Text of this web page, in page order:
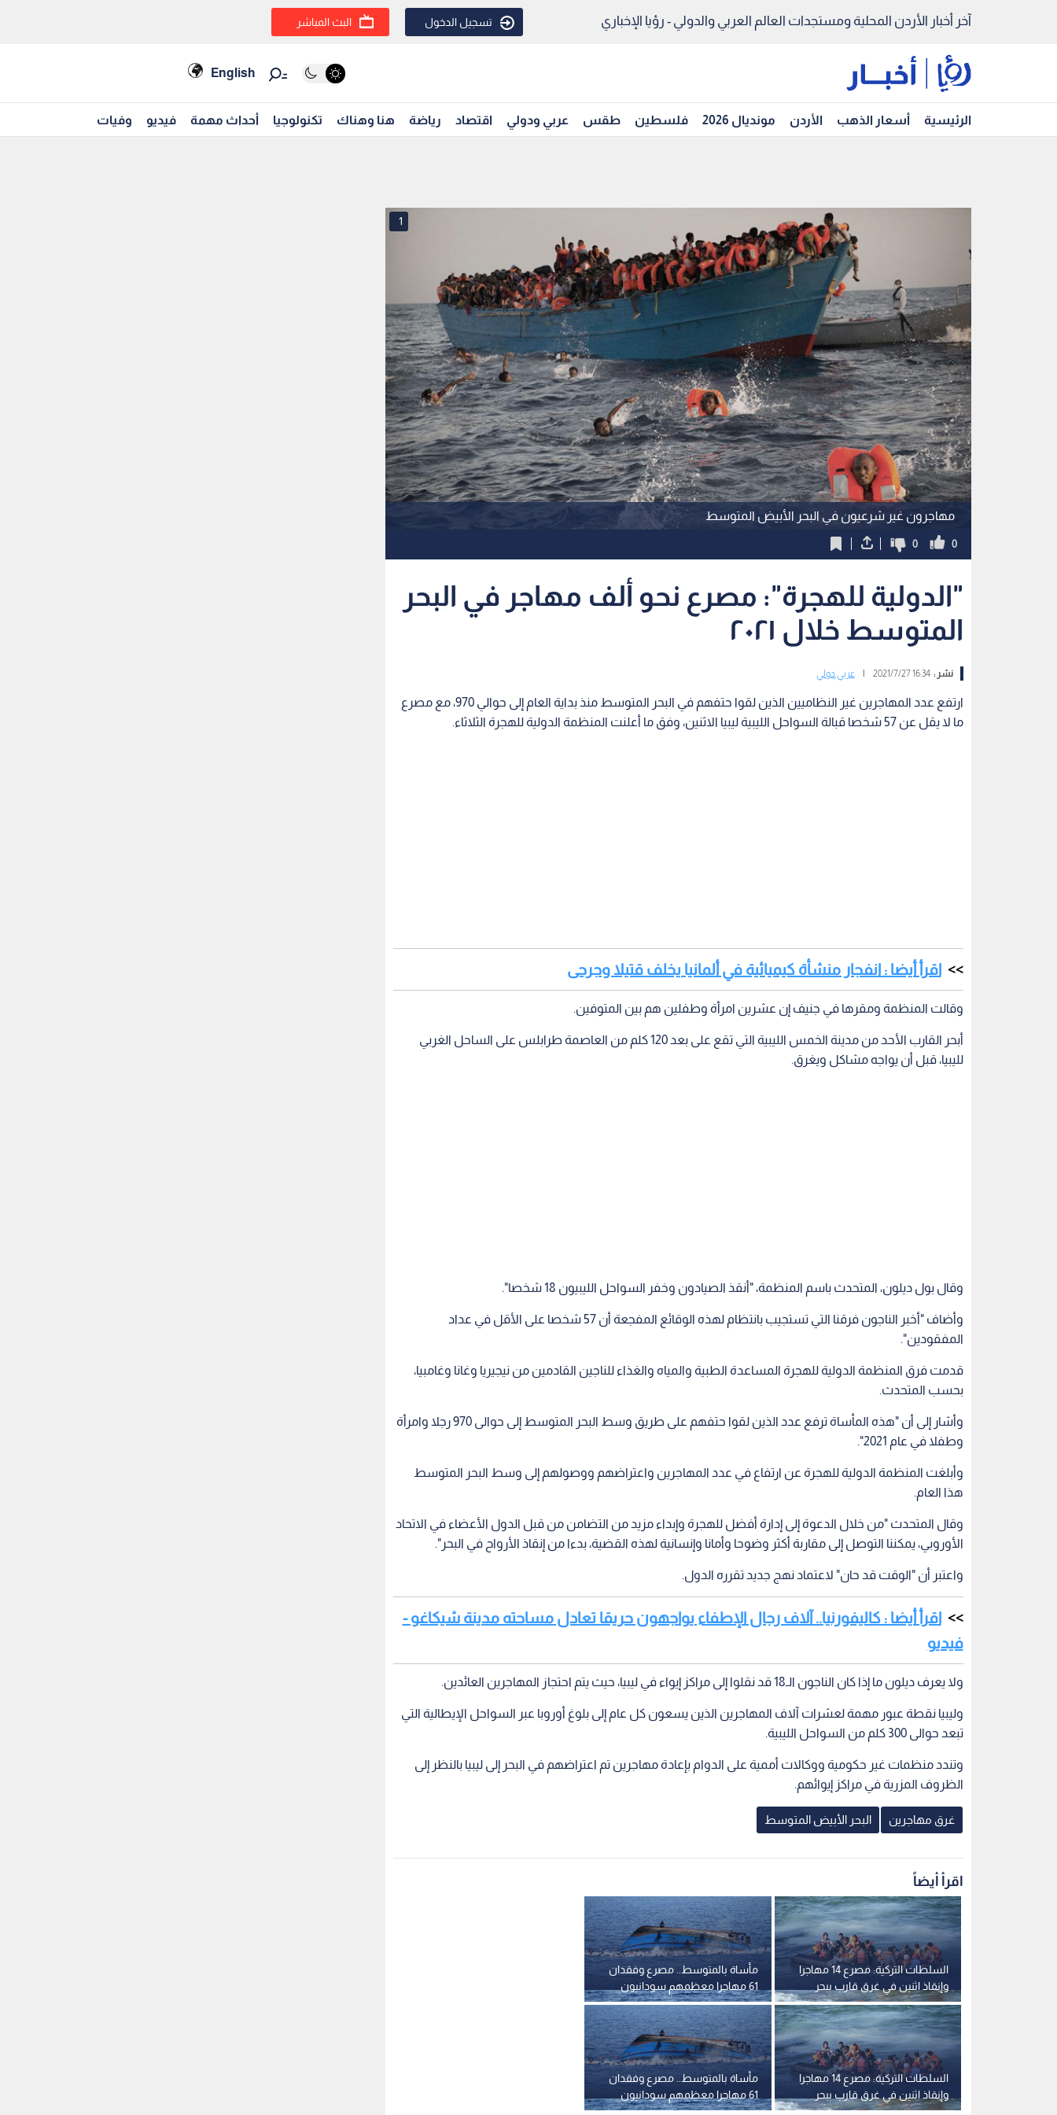
آخر أخبار الأردن المحلية ومستجدات العالم العربي والدولي - رؤيا الإخباري تسجيل الدخول البث المباشر
English
الرئيسية أسعار الذهب الأردن مونديال 2026 فلسطين طقس عربي ودولي اقتصاد رياضة هنا وهناك تكنولوجيا أحداث مهمة فيديو وفيات
مهاجرون غير شرعيون في البحر الأبيض المتوسط
1
0
0
"الدولية للهجرة": مصرع نحو ألف مهاجر في البحر
المتوسط خلال ٢٠٢١
نشر :16:34 2021/7/27 عربي دولي
ارتفع عدد المهاجرين غير النظاميين الذين لقوا حتفهم في البحر المتوسط منذ بداية العام إلى حوالي 970، مع مصرع
ما لا يقل عن 57 شخصا قبالة السواحل الليبية ليبيا الاثنين، وفق ما أعلنت المنظمة الدولية للهجرة الثلاثاء.
اقرأ أيضا : انفجار منشأة كيميائية في ألمانيا يخلف قتيلا وجرحى
وقالت المنظمة ومقرها في جنيف إن عشرين امرأة وطفلين هم بين المتوفين.
أبحر القارب الأحد من مدينة الخمس الليبية التي تقع على بعد 120 كلم من العاصمة طرابلس على الساحل الغربي
لليبيا، قبل أن يواجه مشاكل ويغرق.
وقال بول ديلون، المتحدث باسم المنظمة، "أنقذ الصيادون وخفر السواحل الليبيون 18 شخصا".
وأضاف "أخبر الناجون فرقنا التي تستجيب بانتظام لهذه الوقائع المفجعة أن 57 شخصا على الأقل في عداد
المفقودين".
قدمت فرق المنظمة الدولية للهجرة المساعدة الطبية والمياه والغذاء للناجين القادمين من نيجيريا وغانا وغامبيا،
بحسب المتحدث.
وأشار إلى أن "هذه المأساة ترفع عدد الذين لقوا حتفهم على طريق وسط البحر المتوسط إلى حوالى 970 رجلا وامرأة
وطفلا في عام 2021".
وأبلغت المنظمة الدولية للهجرة عن ارتفاع في عدد المهاجرين واعتراضهم ووصولهم إلى وسط البحر المتوسط
هذا العام.
وقال المتحدث "من خلال الدعوة إلى إدارة أفضل للهجرة وإبداء مزيد من التضامن من قبل الدول الأعضاء في الاتحاد
الأوروبي، يمكننا التوصل إلى مقاربة أكثر وضوحا وأمانا وإنسانية لهذه القضية، بدءا من إنقاذ الأرواح في البحر".
واعتبر أن "الوقت قد حان" لاعتماد نهج جديد تقرره الدول.
اقرأ أيضا : كاليفورنيا.. آلاف رجال الإطفاء يواجهون حريقا تعادل مساحته مدينة شيكاغو -
فيديو
ولا يعرف ديلون ما إذا كان الناجون الـ18 قد نقلوا إلى مراكز إيواء في ليبيا، حيث يتم احتجاز المهاجرين العائدين.
وليبيا نقطة عبور مهمة لعشرات آلاف المهاجرين الذين يسعون كل عام إلى بلوغ أوروبا عبر السواحل الإيطالية التي
تبعد حوالى 300 كلم من السواحل الليبية.
وتندد منظمات غير حكومية ووكالات أممية على الدوام بإعادة مهاجرين تم اعتراضهم في البحر إلى ليبيا بالنظر إلى
الظروف المزرية في مراكز إيوائهم.
غرق مهاجرين البحر الأبيض المتوسط
اقرأ أيضاً
مأساة بالمتوسط.. مصرع وفقدان
61 مهاجرا معظمهم سودانيون
بعد انقلاب قارب قبالة سواحل
ليبيا
السلطات التركية: مصرع 14 مهاجرا
وإنقاذ اثنين في غرق قارب ببحر
إيجه
مأساة بالمتوسط.. مصرع وفقدان
61 مهاجرا معظمهم سودانيون
بعد انقلاب قارب قبالة سواحل
السلطات التركية: مصرع 14 مهاجرا
وإنقاذ اثنين في غرق قارب ببحر
إيجه